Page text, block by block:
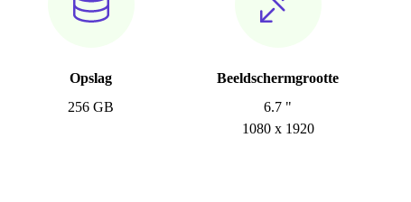
Opslag
256 GB
Beeldschermgrootte
6.7 "
1080 x 1920